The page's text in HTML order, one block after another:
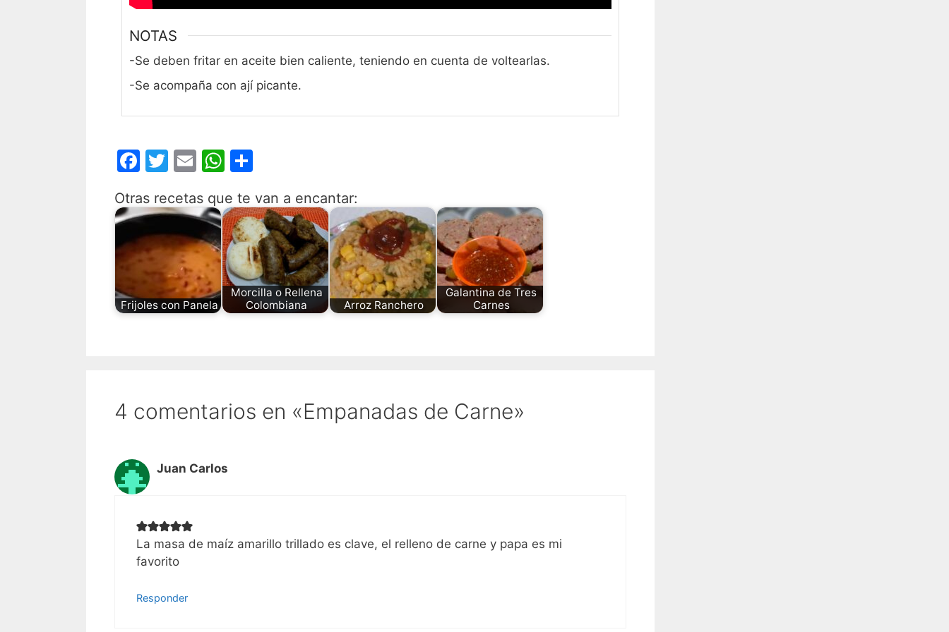
NOTAS
-Se deben fritar en aceite bien caliente, teniendo en cuenta de voltearlas.
-Se acompaña con ají picante.
F
c
e
b
o
o
k
T
itt
er
E
ai
l
W
at
s
A
p
p
m
p
ar
tir
Otras recetas que te van a encantar:
Frijoles con Panela
Morcilla o Rellena
Colombiana
Arroz Ranchero
Galantina de Tres
Carnes
4 comentarios en «Empanadas de Carne»
Juan Carlos
La masa de maíz amarillo trillado es clave, el relleno de carne y papa es mi
favorito
Responder